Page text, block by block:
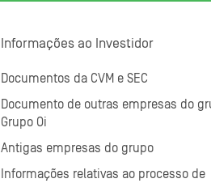
Informações ao Investidor
Documentos da CVM e SEC
Documento de outras empresas do
Grupo Oi
Antigas empresas do grupo
Informações relativas ao processo de